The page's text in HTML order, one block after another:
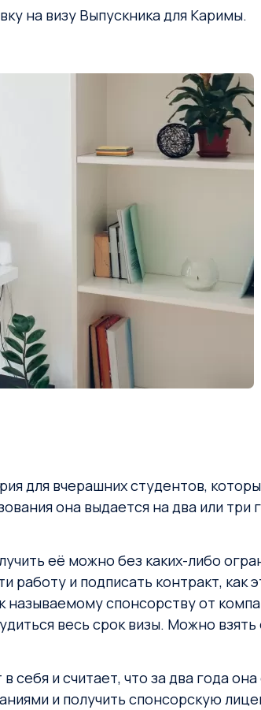
на визу Выпускника для Каримы.
для вчерашних студентов,
она выдается на два или три
её можно без каких-либо
работу и подписать контракт,
называемому спонсорству от
весь срок визы. Можно взять
себя и считает, что за два года
и получить спонсорскую